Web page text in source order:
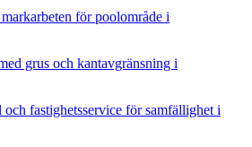
för poolområde i
grus och kantavgränsning i
och fastighetsservice för samfällighet i